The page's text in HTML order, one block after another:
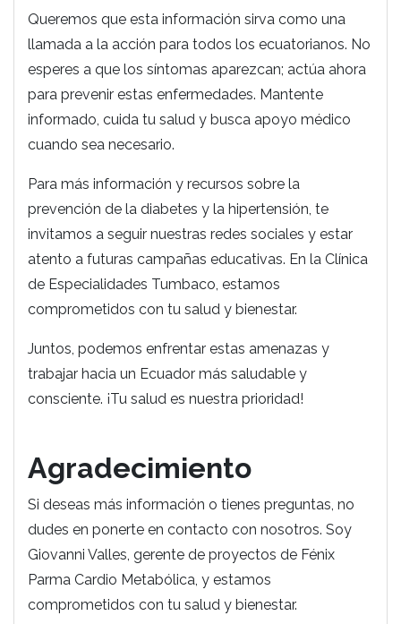
Queremos que esta información sirva como una
llamada a la acción para todos los ecuatorianos. No
esperes a que los síntomas aparezcan; actúa ahora
para prevenir estas enfermedades. Mantente
informado, cuida tu salud y busca apoyo médico
cuando sea necesario.
Para más información y recursos sobre la
prevención de la diabetes y la hipertensión, te
invitamos a seguir nuestras redes sociales y estar
atento a futuras campañas educativas. En la Clínica
de Especialidades Tumbaco, estamos
comprometidos con tu salud y bienestar.
Juntos, podemos enfrentar estas amenazas y
trabajar hacia un Ecuador más saludable y
consciente. ¡Tu salud es nuestra prioridad!
Agradecimiento
Si deseas más información o tienes preguntas, no
dudes en ponerte en contacto con nosotros. Soy
Giovanni Valles, gerente de proyectos de Fénix
Parma Cardio Metabólica, y estamos
comprometidos con tu salud y bienestar.